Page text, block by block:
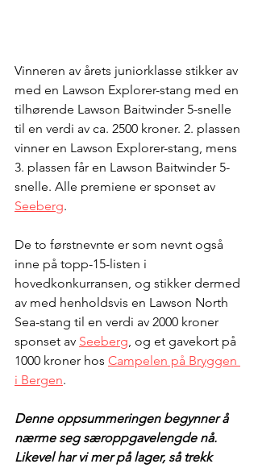
Vinneren av årets juniorklasse stikker av
med en Lawson Explorer-stang med en
tilhørende Lawson Baitwinder 5-snelle
til en verdi av ca. 2500 kroner. 2. plassen
vinner en Lawson Explorer-stang, mens
3. plassen får en Lawson Baitwinder 5-
snelle. Alle premiene er sponset av
Seeberg.
De to førstnevnte er som nevnt også
inne på topp-15-listen i
hovedkonkurransen, og stikker dermed
av med henholdsvis en Lawson North
Sea-stang til en verdi av 2000 kroner
sponset av Seeberg, og et gavekort på
1000 kroner hos Campelen på Bryggen
i Bergen.
Denne oppsummeringen begynner å
nærme seg særoppgavelengde nå.
Likevel har vi mer på lager, så trekk